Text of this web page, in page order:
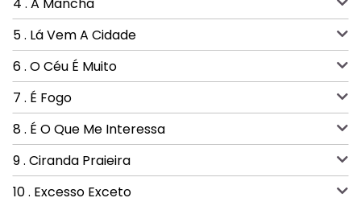
4 . A Mancha
5 . Lá Vem A Cidade
6 . O Céu É Muito
7 . É Fogo
8 . É O Que Me Interessa
9 . Ciranda Praieira
10 . Excesso Exceto